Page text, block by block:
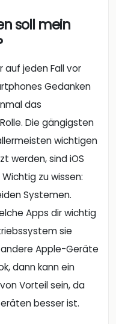
soll mein
auf jeden Fall vor
Gedanken
das
Die gängigsten
wichtigen
werden, sind iOS
zu wissen:
Systemen.
Apps dir wichtig
sie
Apple-Geräte
dann kann ein
Vorteil sein, da
besser ist.